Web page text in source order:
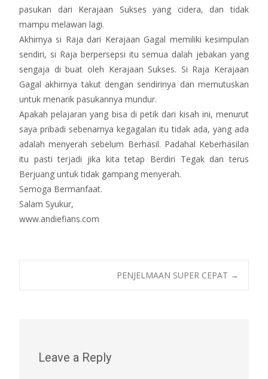
pasukan dari Kerajaan Sukses yang cidera, dan tidak
mampu melawan lagi.
Akhirnya si Raja dari Kerajaan Gagal memiliki kesimpulan
sendiri, si Raja berpersepsi itu semua dalah jebakan yang
sengaja di buat oleh Kerajaan Sukses. Si Raja Kerajaan
Gagal akhirnya takut dengan sendirinya dan memutuskan
untuk menarik pasukannya mundur.
Apakah pelajaran yang bisa di petik dari kisah ini, menurut
saya pribadi sebenarnya kegagalan itu tidak ada, yang ada
adalah menyerah sebelum Berhasil. Padahal Keberhasilan
itu pasti terjadi jika kita tetap Berdiri Tegak dan terus
Berjuang untuk tidak gampang menyerah.
Semoga Bermanfaat.
Salam Syukur,
www.andiefians.com
Post
PENJELMAAN SUPER CEPAT →
Leave a Reply